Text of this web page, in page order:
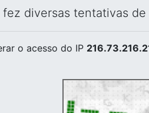
fez diversas tentativas
o acesso do IP